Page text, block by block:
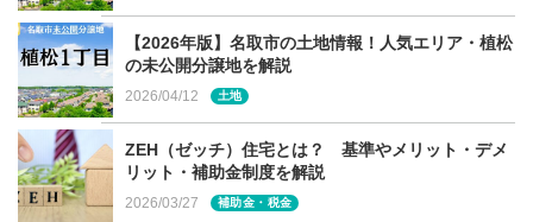
【2026年版】名取市の土地情報！人気エリア・植松
の未公開分譲地を解説
2026/04/12 土地
ZEH（ゼッチ）住宅とは？ 基準やメリット・デメ
リット・補助金制度を解説
2026/03/27 補助金・税金